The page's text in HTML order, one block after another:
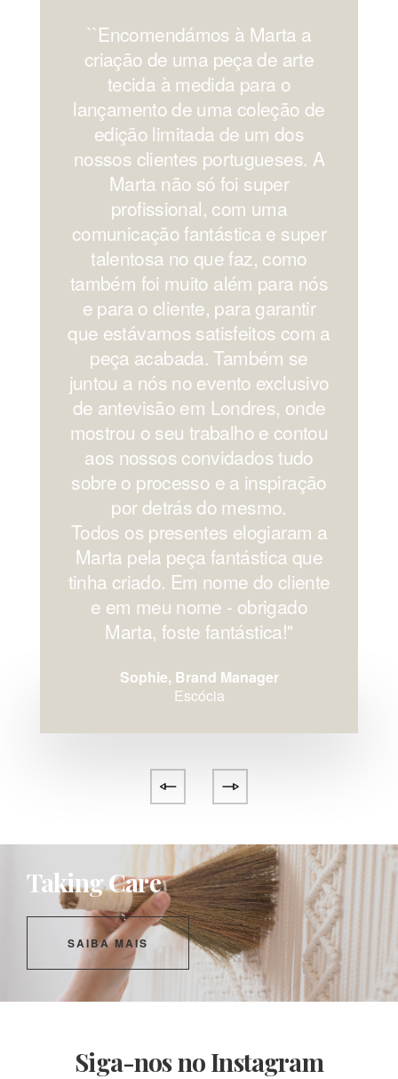
``Encomendámos à Marta a
criação de uma peça de arte
tecida à medida para o
lançamento de uma coleção de
edição limitada de um dos
nossos clientes portugueses. A
Marta não só foi super
profissional, com uma
comunicação fantástica e super
talentosa no que faz, como
também foi muito além para nós
e para o cliente, para garantir
que estávamos satisfeitos com a
peça acabada. Também se
juntou a nós no evento exclusivo
de antevisão em Londres, onde
mostrou o seu trabalho e contou
aos nossos convidados tudo
sobre o processo e a inspiração
por detrás do mesmo.
Todos os presentes elogiaram a
Marta pela peça fantástica que
tinha criado. Em nome do cliente
e em meu nome - obrigado
Marta, foste fantástica!''
Sophie, Brand Manager
Escócia
Taking Care
SAIBA MAIS
Siga-nos no Instagram